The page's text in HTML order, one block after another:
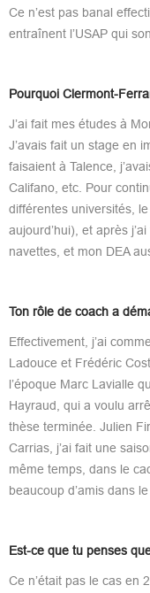
Ce n’est pas banal
entraînent l’USAP qui
Pourquoi Clermont-
J’ai fait mes études à
J’avais fait un stage en
faisaient à Talence,
Califano, etc. Pour
différentes universités, le
aujourd’hui), et après
navettes, et mon DEA
Ton rôle de coach a
Effectivement, j’ai
Ladouce et Frédéric
l’époque Marc Lavialle
Hayraud, qui a voulu
thèse terminée. Julien
Carrias, j’ai fait une
même temps, dans le
beaucoup d’amis dans
Est-ce que tu penses
Ce n’était pas le cas en